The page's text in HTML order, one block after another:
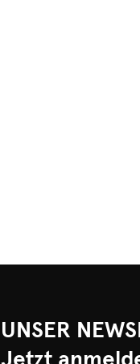
UNSER